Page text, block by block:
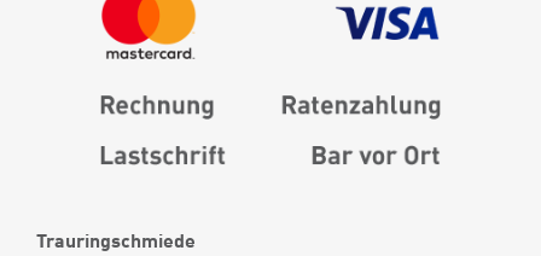
Trauringschmiede